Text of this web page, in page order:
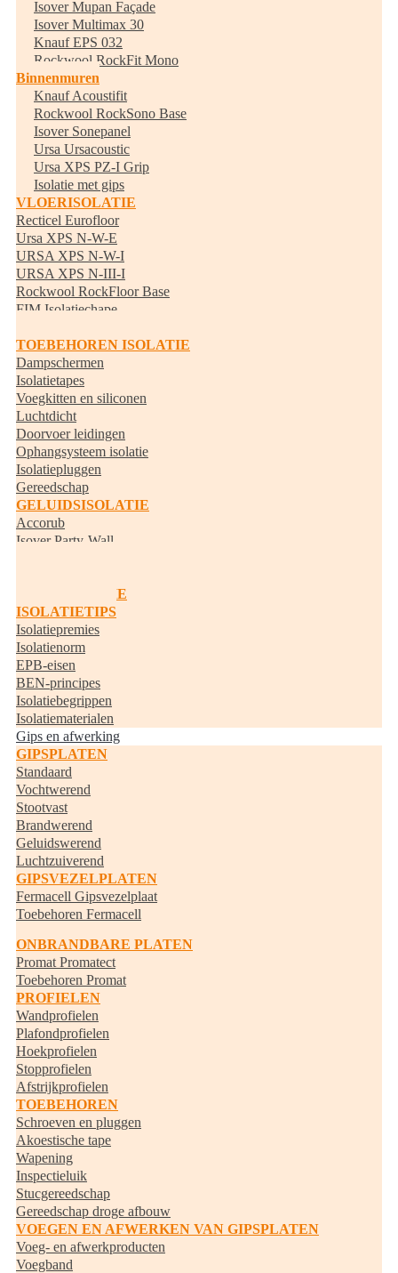
Isover Mupan Façade
Isover Multimax 30
Knauf EPS 032
Rockwool RockFit Mono
Binnenmuren
Knauf Acoustifit
Rockwool RockSono Base
Isover Sonepanel
Ursa Ursacoustic
Ursa XPS PZ-I Grip
Isolatie met gips
VLOERISOLATIE
Recticel Eurofloor
Ursa XPS N-W-E
URSA XPS N-W-I
URSA XPS N-III-I
Rockwool RockFloor Base
FIM Isolatiechape
TOEBEHOREN ISOLATIE
Dampschermen
Isolatietapes
Voegkitten en siliconen
Luchtdicht
Doorvoer leidingen
Ophangsysteem isolatie
Isolatiepluggen
Gereedschap
GELUIDSISOLATIE
Accorub
Isover Party-Wall
RANDISOLATIE
ISOLATIETIPS
Isolatiepremies
Isolatienorm
EPB-eisen
BEN-principes
Isolatiebegrippen
Isolatiematerialen
Gips en afwerking
GIPSPLATEN
Standaard
Vochtwerend
Stootvast
Brandwerend
Geluidswerend
Luchtzuiverend
GIPSVEZELPLATEN
Fermacell Gipsvezelplaat
Toebehoren Fermacell
ONBRANDBARE PLATEN
Promat Promatect
Toebehoren Promat
PROFIELEN
Wandprofielen
Plafondprofielen
Hoekprofielen
Stopprofielen
Afstrijkprofielen
TOEBEHOREN
Schroeven en pluggen
Akoestische tape
Wapening
Inspectieluik
Stucgereedschap
Gereedschap droge afbouw
VOEGEN EN AFWERKEN VAN GIPSPLATEN
Voeg- en afwerkproducten
Voegband